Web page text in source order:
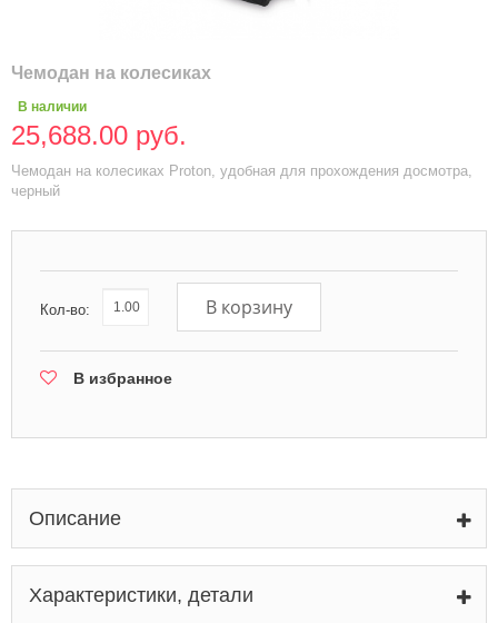
Чемодан на колесиках
В наличии
25,688.00 руб.
Чемодан на колесиках Proton, удобная для прохождения досмотра,
черный
Кол-во: В корзину
В избранное
Описание
Характеристики, детали